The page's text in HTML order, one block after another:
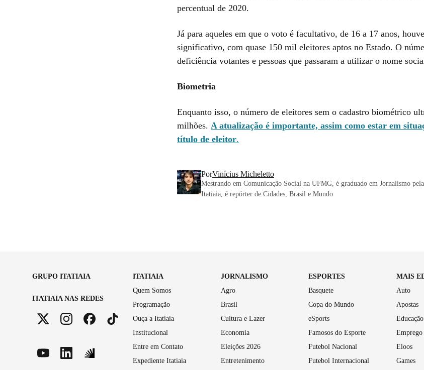
percentual de 2020.
Já para aqueles em que o voto é facultativo, de 16 a 17 anos,
significativo, com quase 150 mil eleitores aptos no Estado. O
deficiência votantes e pessoas que passaram a utilizar o nome
Biometria
Enquanto isso, o número de eleitores sem o cadastro biométrico
milhões. A atualização é importante, assim como estar em
título de eleitor.
PorVinícius Micheletto
Mestrando em Comunicação Social na UFMG, é graduado em Jornalismo
Itatiaia, é repórter de Cidades, Brasil e Mundo
GRUPO ITATIAIA
ITATIAIA NAS REDES
ITATIAIA
Quem Somos
Programação
Ouça a Itatiaia
Institucional
Entre em Contato
Expediente Itatiaia
JORNALISMO
Agro
Brasil
Cultura e Lazer
Economia
Eleições 2026
Entretenimento
ESPORTES
Basquete
Copa do Mundo
eSports
Famosos do Esporte
Futebol Nacional
Futebol Internacional
MAIS
Auto
Apostas
Educação
Emprego
Eloos
Games